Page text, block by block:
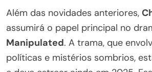
Além das novidades anteriores,
assumirá o papel principal no
Manipulated. A trama, que
políticas e mistérios sombrios,